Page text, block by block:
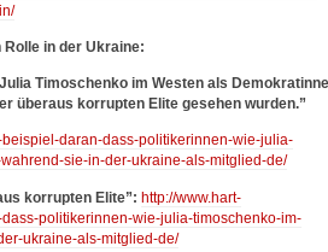
in der Ukraine:
Timoschenko im Westen als
überaus korrupten Elite gesehen wurden.”
daran-dass-politikerinnen-wie-julia-
sie-in-der-ukraine-als-mitglied-de/
korrupten Elite”: http://www.hart-
politikerinnen-wie-julia-timoschenko-im-
ukraine-als-mitglied-de/